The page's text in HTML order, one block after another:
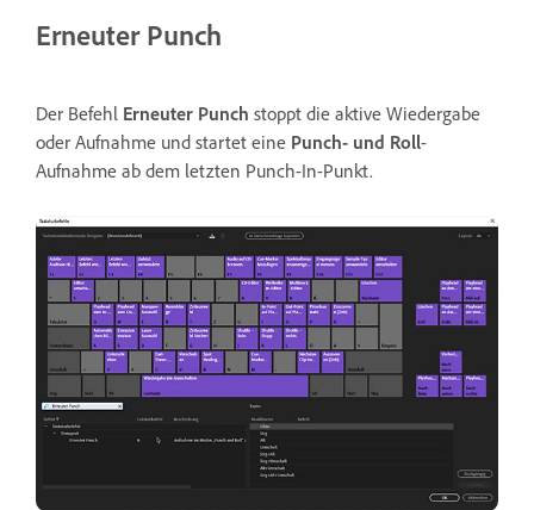
Erneuter Punch
Der Befehl Erneuter Punch stoppt die aktive Wiedergabe
oder Aufnahme und startet eine Punch- und Roll-
Aufnahme ab dem letzten Punch-In-Punkt.